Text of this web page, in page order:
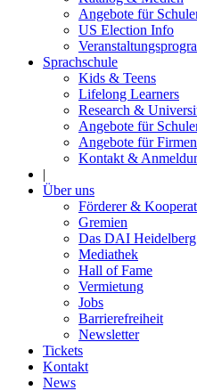
Angebote für
US Election Info
Sprachschule
Kids & Teens
Lifelong Learners
Research &
Angebote für
Angebote für Firmen
Kontakt &
|
Über uns
Förderer &
Gremien
Das DAI
Mediathek
Hall of Fame
Vermietung
Jobs
Barrierefreiheit
Newsletter
Tickets
Kontakt
News